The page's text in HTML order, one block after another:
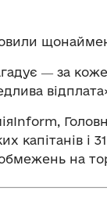
― за
капітанів і
на